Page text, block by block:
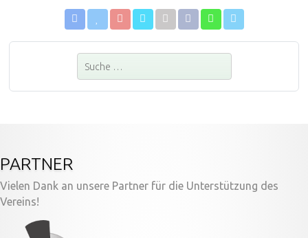
Suchen
PARTNER
Vielen Dank an unsere Partner für die Unterstützung des
Vereins!